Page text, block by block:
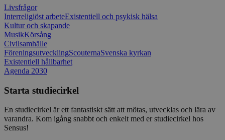
Livsfrågor
Interreligiöst arbeteExistentiell och psykisk hälsa
Kultur och skapande
MusikKörsång
Civilsamhälle
FöreningsutvecklingScouternaSvenska kyrkan
Existentiell hållbarhet
Agenda 2030
Starta studiecirkel
En studiecirkel är ett fantastiskt sätt att mötas, utvecklas och lära av
varandra. Kom igång snabbt och enkelt med er studiecirkel hos
Sensus!